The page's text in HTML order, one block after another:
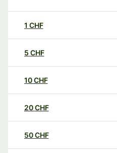
1 CHF
5 CHF
10CHF
20CHF
50CHF